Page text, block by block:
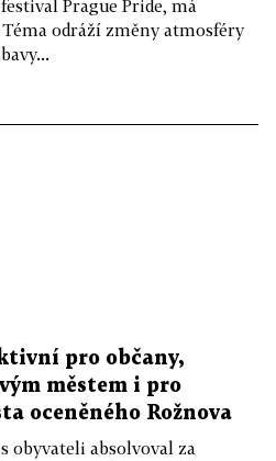
Prague Pride, má
odráží změny atmosféry
pro občany,
městem i pro
oceněného Rožnova
obyvateli absolvoval za